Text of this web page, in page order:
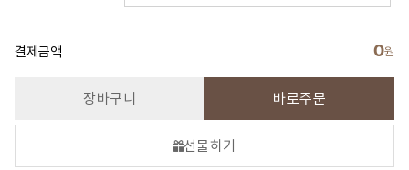
결제금액 0원
장바구니 바로주문
선물하기